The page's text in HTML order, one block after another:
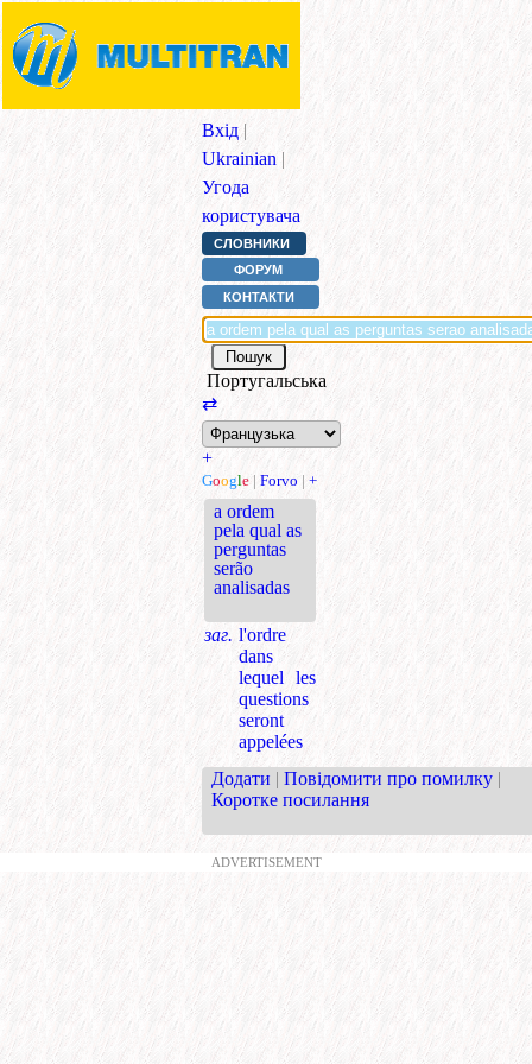
Вхід |
Ukrainian |
Угода
користувача
СЛОВНИКИ
ФОРУМ
КОНТАКТИ
Португальська
⇄
+
Google | Forvo | +
a ordem
pela qual as
perguntas
serão
analisadas
заг. l'ordre
dans
lequel les
questions
seront
appelées
Додати | Повідомити про помилку |
Коротке посилання
ADVERTISEMENT